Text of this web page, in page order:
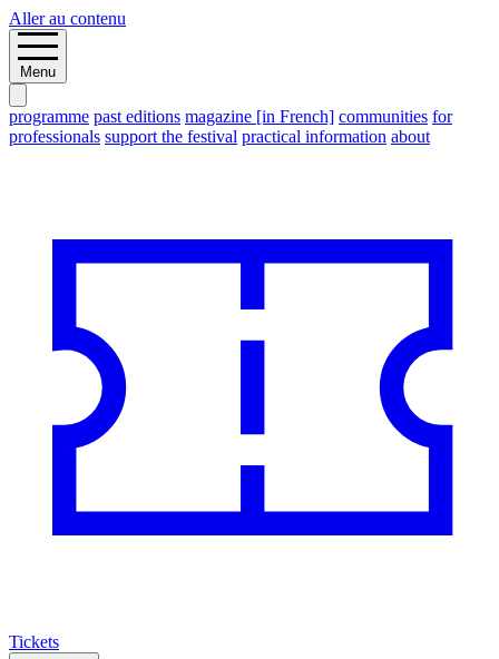
Aller au contenu
Menu
programme past editions magazine [in French] communities for
professionals support the festival practical information about
Tickets